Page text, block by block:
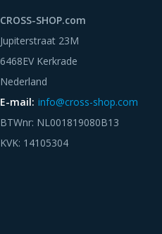
CROSS-SHOP.com
Jupiterstraat 23M
6468EV Kerkrade
Nederland
E-mail: info@cross-shop.com
BTWnr: NL001819080B13
KVK: 14105304